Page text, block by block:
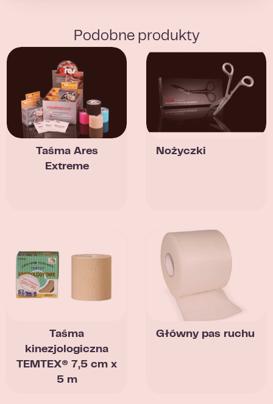
Podobne produkty
Taśma Ares
Extreme
Nożyczki
Taśma
kinezjologiczna
TEMTEX® 7,5 cm x
5 m
Główny pas ruchu